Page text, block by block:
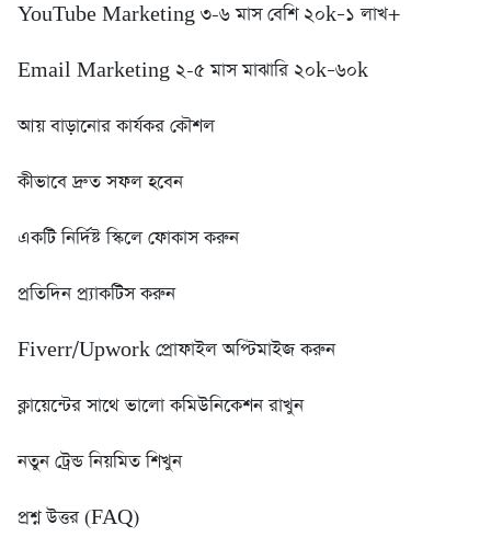
YouTube Marketing ৩-৬ মাস বেশি ২০k–১ লাখ+
Email Marketing ২-৫ মাস মাঝারি ২০k–৬০k
আয় বাড়ানোর কার্যকর কৌশল
কীভাবে দ্রুত সফল হবেন
একটি নির্দিষ্ট স্কিলে ফোকাস করুন
প্রতিদিন প্র্যাকটিস করুন
Fiverr/Upwork প্রোফাইল অপ্টিমাইজ করুন
ক্লায়েন্টের সাথে ভালো কমিউনিকেশন রাখুন
নতুন ট্রেন্ড নিয়মিত শিখুন
প্রশ্ন উত্তর (FAQ)